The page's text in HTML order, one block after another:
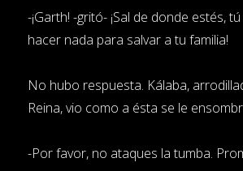
-¡Garth! -gritó- ¡Sal de donde estés,
hacer nada para salvar a tu familia!
No hubo respuesta. Kálaba,
Reina, vio como a ésta se le
-Por favor, no ataques la tumba.